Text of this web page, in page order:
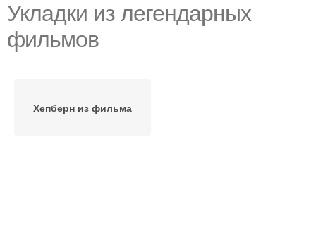
Укладки из легендарных
фильмов
Хепберн из фильма